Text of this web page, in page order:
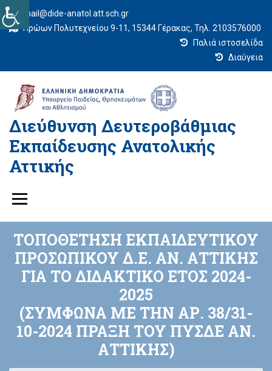
mail@dide-anatol.att.sch.gr
Ηρώων Πολυτεχνείου 9-11, 15344 Γέρακας, Τηλ. 2103576000
Παλιά ιστοσελίδα
Διαύγεια
Διεύθυνση Δευτεροβάθμιας
Εκπαίδευσης Ανατολικής
Αττικής
ΤΟΠΟΘΕΤΗΣΗ ΕΚΠΑΙΔΕΥΤΙΚΟΥ
ΠΡΟΣΩΠΙΚΟΥ Δ.Ε. ΑΝ. ΑΤΤΙΚΗΣ
ΓΙΑ ΤΟ ΔΙΔΑΚΤΙΚΟ ΕΤΟΣ 2024-
2025
(ΣΥΜΦΩΝΑ ΜΕ ΤΗΝ ΑΡ. 38/31-
10-2024 ΠΡΑΞΗ ΤΟΥ ΠΥΣΔΕ ΑΝ.
ΑΤΤΙΚΗΣ)